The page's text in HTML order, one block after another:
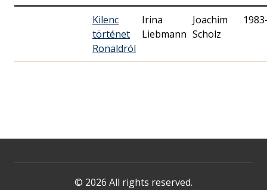
Kilenc
történet
Ronaldról
Irina
Liebmann
Joachim
Scholz
© 2026 All rights reserved.